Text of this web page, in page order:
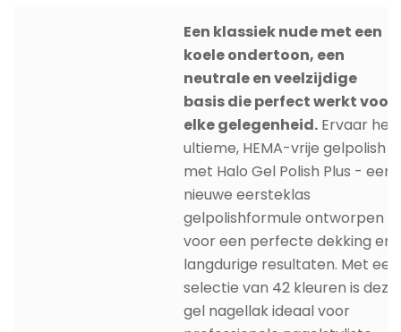
Een klassiek nude met een
koele ondertoon, een
neutrale en veelzijdige
basis die perfect werkt voor
elke gelegenheid. Ervaar het
ultieme, HEMA-vrije gelpolish
met Halo Gel Polish Plus - een
nieuwe eersteklas
gelpolishformule ontworpen
voor een perfecte dekking en
langdurige resultaten. Met een
selectie van 42 kleuren is deze
gel nagellak ideaal voor